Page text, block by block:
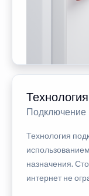
Подключение
Технология
назначения.
интернет не